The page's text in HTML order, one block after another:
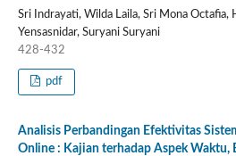
Sri Indrayati, Wilda Laila, Sri Mona Octafia,
Yensasnidar, Suryani Suryani
428-432
pdf
Analisis Perbandingan Efektivitas
Online : Kajian terhadap Aspek Waktu,